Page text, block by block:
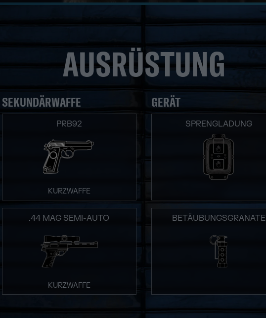
AUSRÜSTUNG
SEKUNDÄRWAFFE
PRB92
KURZWAFFE
.44 MAG SEMI-AUTO
KURZWAFFE
GERÄT
SPRENGLADUNG
BETÄUBUNGSGRANATE